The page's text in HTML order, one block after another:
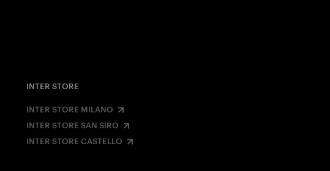
INTER STORE
INTER STORE MILANO
INTER STORE SAN SIRO
INTER STORE CASTELLO